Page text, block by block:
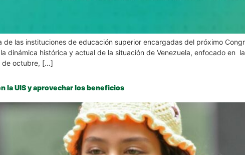
las instituciones de educación superior encargadas del próximo
dinámica histórica y actual de la situación de Venezuela, enfocado en
de octubre, […]
la UIS y aprovechar los beneficios